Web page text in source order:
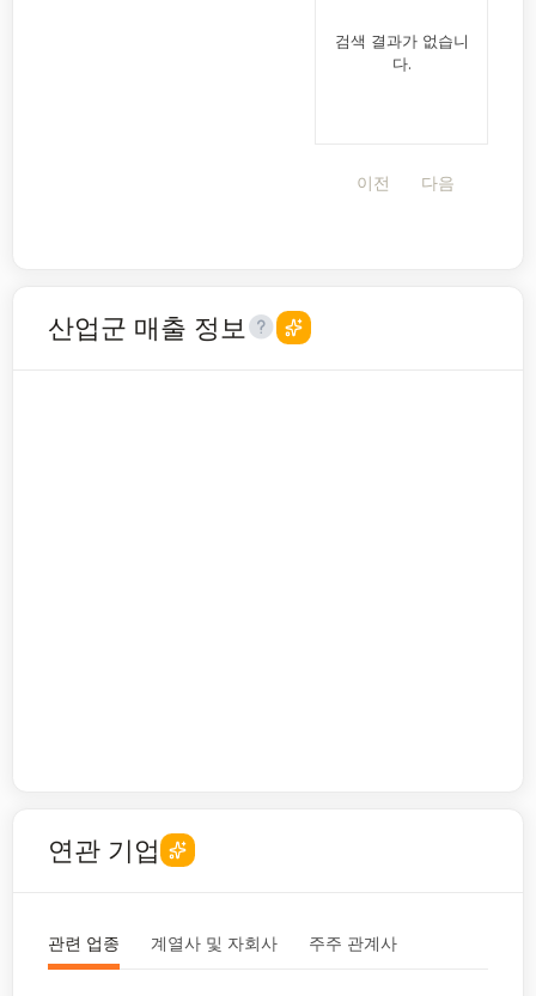
검색 결과가 없습니
다.
이전 다음
산업군 매출 정보
연관 기업
관련 업종 계열사 및 자회사 주주 관계사